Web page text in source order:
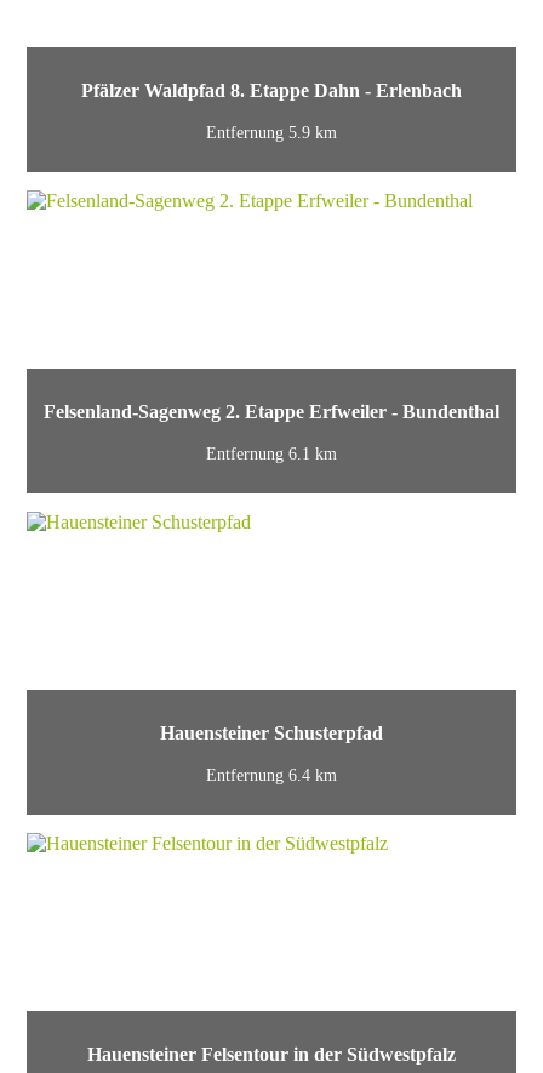
Pfälzer Waldpfad 8. Etappe Dahn - Erlenbach
Entfernung 5.9 km
Felsenland-Sagenweg 2. Etappe Erfweiler - Bundenthal
Entfernung 6.1 km
Hauensteiner Schusterpfad
Entfernung 6.4 km
Hauensteiner Felsentour in der Südwestpfalz